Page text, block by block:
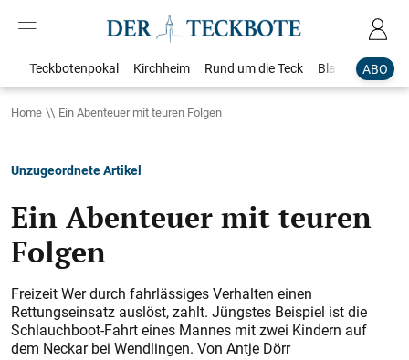
ABO
Teckbotenpokal Kirchheim Rund um die Teck Blaulicht
Home Ein Abenteuer mit teuren Folgen
Unzugeordnete Artikel
Ein Abenteuer mit teuren
Folgen
Freizeit Wer durch fahrlässiges Verhalten einen
Rettungseinsatz auslöst, zahlt. Jüngstes Beispiel ist die
Schlauchboot-Fahrt eines Mannes mit zwei Kindern auf
dem Neckar bei Wendlingen. Von Antje Dörr